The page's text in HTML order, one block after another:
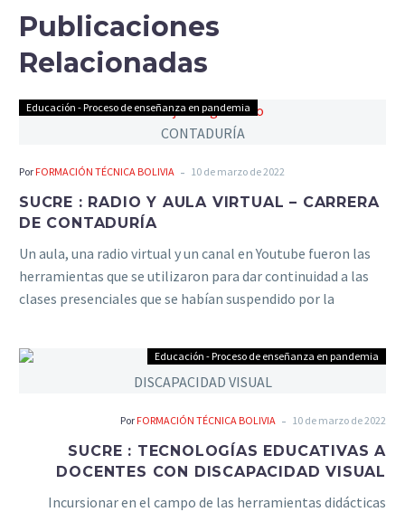
SALUD
ENSAYAN
EN SUS
Publicaciones
Relacionadas
Educación - Proceso de enseñanza en pandemia
Por FORMACIÓN TÉCNICA BOLIVIA - 10 de marzo de 2022
SUCRE : RADIO Y AULA VIRTUAL – CARRERA
DE CONTADURÍA
Un aula, una radio virtual y un canal en Youtube fueron las
herramientas que se utilizaron para dar continuidad a las
clases presenciales que se habían suspendido por la
Educación - Proceso de enseñanza en pandemia
Por FORMACIÓN TÉCNICA BOLIVIA - 10 de marzo de 2022
SUCRE : TECNOLOGÍAS EDUCATIVAS A
DOCENTES CON DISCAPACIDAD VISUAL
Incursionar en el campo de las herramientas didácticas